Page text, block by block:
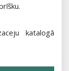
katalogā